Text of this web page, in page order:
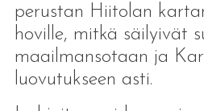
perustan Hiitolan
hoville, mitkä säilyivät
maailmansotaan ja
luovutukseen asti.